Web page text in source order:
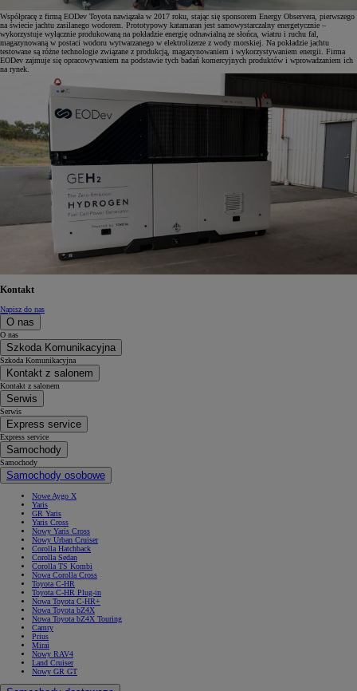
Współpracę z firmą EODev Toyota nawiązała w 2017 roku, stając się sponsorem Energy Observera, pierwszego
na świecie jachtu zasilanego wodorem. Prototypowy katamaran jest samowystarczalny energetycznie –
wykorzystuje wyłącznie produkowaną na pokładzie energię odnawialną ze słońca, wiatru i ruchu fal,
magazynowaną w postaci wodoru wytwarzanego w elektrolizerze z wody morskiej. Na pokładzie jachtu
testowane są różne technologie związane z produkcją, magazynowaniem i wykorzystywaniem energii. Firma
EODev zajmuje się opracowywaniem na podstawie tych badań komercyjnych produktów i wprowadzaniem ich
na rynek.
Kontakt
Napisz do nas
O nas
O nas
Szkoda Komunikacyjna
Szkoda Komunikacyjna
Kontakt z salonem
Kontakt z salonem
Serwis
Serwis
Express service
Express service
Samochody
Samochody
Samochody osobowe
Nowe Aygo X
Yaris
GR Yaris
Yaris Cross
Nowy Yaris Cross
Nowy Urban Cruiser
Corolla Hatchback
Corolla Sedan
Corolla TS Kombi
Nowa Corolla Cross
Toyota C-HR
Toyota C-HR Plug-in
Nowa Toyota C-HR+
Nowa Toyota bZ4X
Nowa Toyota bZ4X Touring
Camry
Prius
Mirai
Nowy RAV4
Land Cruiser
Nowy GR GT